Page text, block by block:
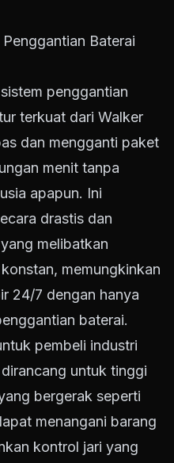
Baterai
penggantian
terkuat dari Walker
dan mengganti paket
menit tanpa
apapun. Ini
drastis dan
melibatkan
memungkinkan
24/7 dengan hanya
baterai.
pembeli industri
untuk tinggi
bergerak seperti
menangani barang
kontrol jari yang